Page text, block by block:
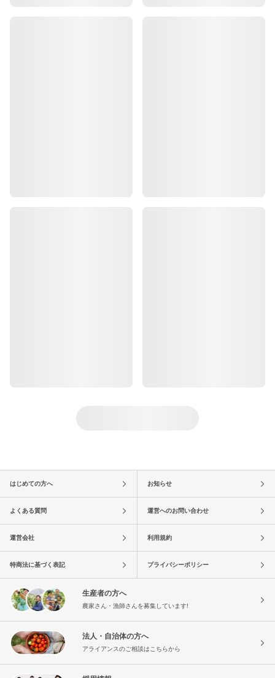
はじめての方へ お知らせ
よくある質問 運営へのお問い合わせ
運営会社 利用規約
特商法に基づく表記 プライバシーポリシー
生産者の方へ
農家さん・漁師さんを募集しています!
法人・自治体の方へ
アライアンスのご相談はこちらから